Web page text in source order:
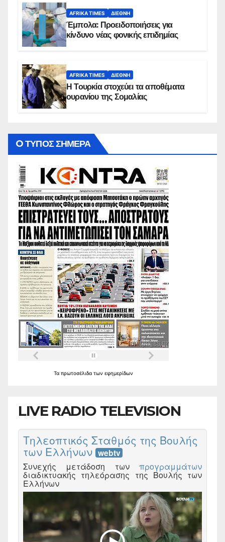
AFRIKA TIMES ΔΙΕΘΝΉ
Έμπολα: Προειδοποιήσεις για
κίνδυνο νέας φονικής επιδημίας
AFRIKA TIMES ΔΙΕΘΝΉ
Η Τουρκία στοχεύει τα αποθέματα
ουρανίου της Σομαλίας
O ΤΥΠΟΣ ΣΗΜΕΡΑ
Τα πρωτοσέλιδα των εφημερίδων
LIVE RADIO TELEVISION